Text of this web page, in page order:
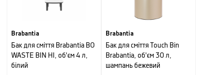
Brabantia
Бак для сміття Brabantia BO
WASTE BIN HI, об'єм 4 л,
білий
Brabantia
Бак для сміття Touch Bin
Brabantia, об'єм 30 л,
шампань бежевий